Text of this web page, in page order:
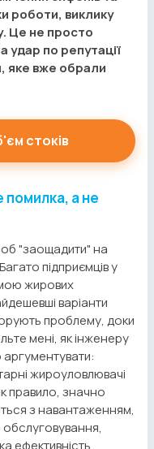
роботи, виклику
Це не просто
удар по репутації
яке вже обрали
стоків
а не
"заощадити" на
підприємців у
жирових
варіанти
проблему, доки
мені, як інженеру
жироуловлювачі
правило, значно
з навантаженням,
ефективність